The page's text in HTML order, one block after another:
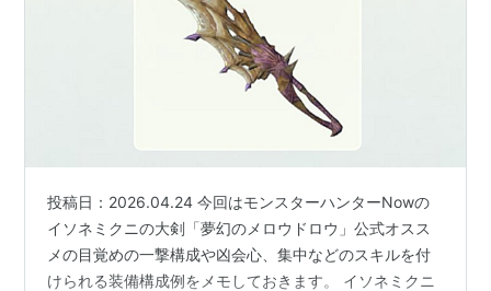
投稿日：2026.04.24 今回はモンスターハンターNowの
イソネミクニの大剣「夢幻のメロウドロウ」公式オスス
メの目覚めの一撃構成や凶会心、集中などのスキルを付
けられる装備構成例をメモしておきます。 イソネミクニ